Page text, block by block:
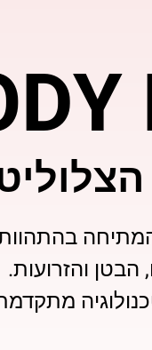
הבטן והזרועות.‬‬‬‬‬‬‬